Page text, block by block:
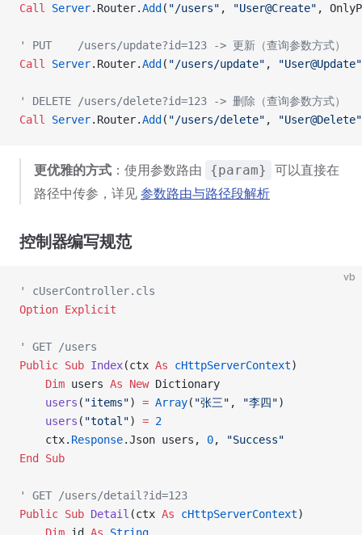
Call Server.Router.Add ( "/users" , "User@Create" ,
' PUT    /users/update?id=123 -> 更新（查询参数方式）
Call Server.Router.Add ( "/users/update" , "User@Update"
' DELETE /users/delete?id=123 -> 删除（查询参数方式）
Call Server.Router.Add ( "/users/delete" , "User@Delete"
更优雅的方式 ：使用参数路由 {param}
可以直接在
路径中传参，详见 参数路由与路径段解析
控制器编写规范
vb
' cUserController.cls
Option Explicit
' GET /users
Public Sub Index(ctx As cHttpServerContext)
    Dim
users As New Dictionary
    users
( "items") = Array( "张三" , "李四")
    users
( "total") = 2
    ctx.
Response.Json users, 0,
"Success"
End Sub
' GET /users/detail?id=123
Public Sub Detail (ctx As cHttpServerContext)